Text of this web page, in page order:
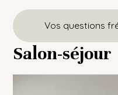
Vos questions
Salon-séjour